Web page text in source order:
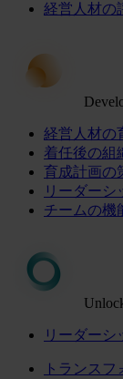
経営人材の
経営人材の
着任後の組
育成計画の
リーダーシ
チームの機
リーダーシ
トランス